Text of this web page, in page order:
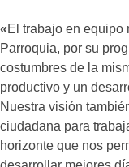
«El trabajo en equipo
Parroquia, por su
costumbres de la
productivo y un
Nuestra visión
ciudadana para
horizonte que nos